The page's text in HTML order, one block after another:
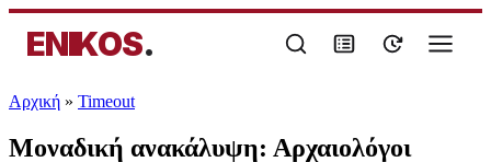
ENIKOS.
Αρχική » Timeout
Μοναδική ανακάλυψη: Αρχαιολόγοι